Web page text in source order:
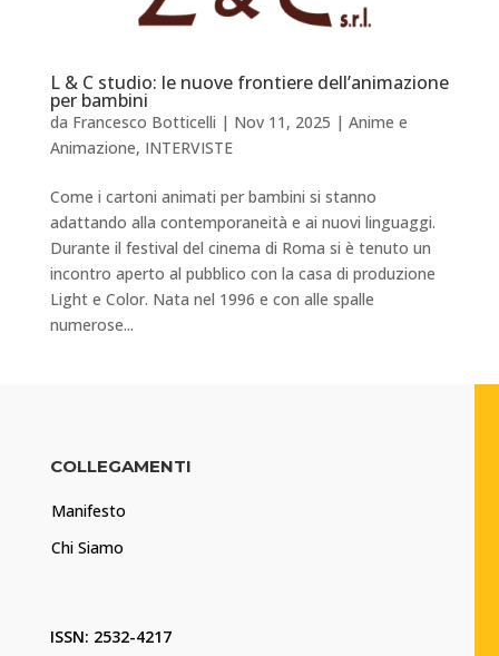
L & C studio: le nuove frontiere dell’animazione
per bambini
da Francesco Botticelli | Nov 11, 2025 | Anime e
Animazione, INTERVISTE
Come i cartoni animati per bambini si stanno
adattando alla contemporaneità e ai nuovi linguaggi.
Durante il festival del cinema di Roma si è tenuto un
incontro aperto al pubblico con la casa di produzione
Light e Color. Nata nel 1996 e con alle spalle
numerose...
COLLEGAMENTI
Manifesto
Chi Siamo
ISSN: 2532-4217